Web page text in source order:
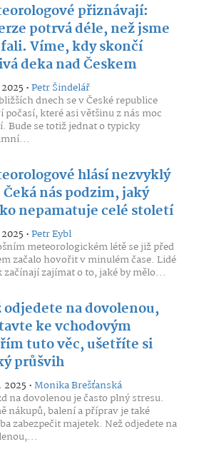
přiznávají:
potrvá déle, než jsme
Víme, kdy skončí
deka nad Českem
•Petr Šindelář
dnech se v České republice
počasí, které asi většinu z nás moc
Bude se totiž jednat o typicky
hlásí nezvyklý
nás podzim, jaký
nepamatuje celé století
•Petr Eybl
meteorologickém létě se již před
začalo hovořit v minulém čase. Lidé
začínají zajímat o to, jaké by mělo...
odjedete na dovolenou,
ke vchodovým
tuto věc, ušetříte si
průšvih
•Monika Brešťanská
na dovolenou je často plný stresu.
nákupů, balení a příprav je také
zabezpečit majetek. Než odjedete na